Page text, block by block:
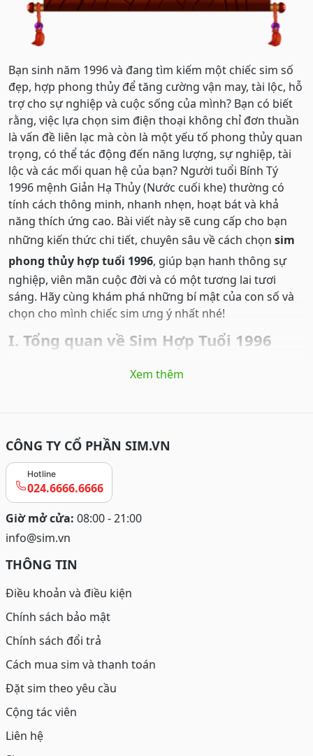
Bạn sinh năm 1996 và đang tìm kiếm một chiếc sim số
đẹp, hợp phong thủy để tăng cường vận may, tài lộc, hỗ
trợ cho sự nghiệp và cuộc sống của mình? Bạn có biết
rằng, việc lựa chọn sim điện thoại không chỉ đơn thuần
là vấn đề liên lạc mà còn là một yếu tố phong thủy quan
trọng, có thể tác động đến năng lượng, sự nghiệp, tài
lộc và các mối quan hệ của bạn? Người tuổi Bính Tý
1996 mệnh Giản Hạ Thủy (Nước cuối khe) thường có
tính cách thông minh, nhanh nhẹn, hoạt bát và khả
năng thích ứng cao. Bài viết này sẽ cung cấp cho bạn
những kiến thức chi tiết, chuyên sâu về cách chọn sim
phong thủy hợp tuổi 1996, giúp bạn hanh thông sự
nghiệp, viên mãn cuộc đời và có một tương lai tươi
sáng. Hãy cùng khám phá những bí mật của con số và
chọn cho mình chiếc sim ưng ý nhất nhé!
I. Tổng quan về Sim Hợp Tuổi 1996
1. Tầm quan trọng của việc chọn sim hợp tuổi
Họ thường mang tính cách thông minh, nhạy bén và
linh hoạt. Họ có khả năng quan sát tốt, xử lý tình huống
nhanh chóng và thích nghi với môi trường xung quanh.
Sự kiên trì và tinh thần trách nhiệm cao giúp người tuổi
Bính Tý luôn nỗ lực đạt được mục tiêu của mình. Tuy
nhiên, với mệnh Thủy, họ đôi khi dễ bị chi phối bởi cảm
xúc, thiếu sự ổn định và có xu hướng suy nghĩ nhiều.
Điều này có thể khiến họ cảm thấy áp lực trong những
Xem thêm
CÔNG TY CỔ PHẦN SIM.VN
Hotline
024.6666.6666
Giờ mở cửa: 08:00 - 21:00
info@sim.vn
THÔNG TIN
Điều khoản và điều kiện
Chính sách bảo mật
Chính sách đổi trả
Cách mua sim và thanh toán
Đặt sim theo yêu cầu
Cộng tác viên
Liên hệ